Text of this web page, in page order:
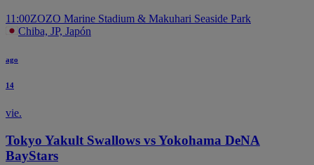
11:00ZOZO Marine Stadium & Makuhari Seaside Park
Chiba, JP, Japón
ago
14
vie.
Tokyo Yakult Swallows vs Yokohama DeNA
BayStars